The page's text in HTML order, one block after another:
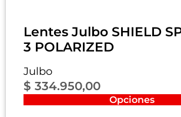
Lentes Julbo SHIELD
3 POLARIZED
Julbo
$ 334.950,00
Opciones